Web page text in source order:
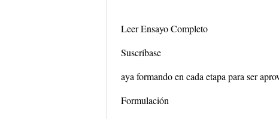
Leer Ensayo Completo
Suscríbase
aya formando en cada etapa para ser
Formulación